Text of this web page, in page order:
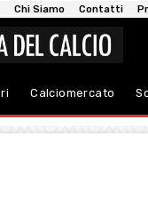
Chi Siamo Contatti
Calciomercato